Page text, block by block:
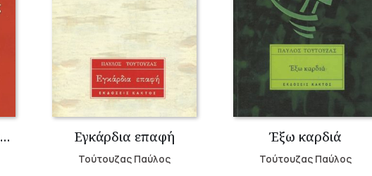
Διάλογοι περί καρδίης και αγγείων Εγκάρδια επαφή
Τούτουζας Παύλος
Έξω καρδιά
Τούτουζας Παύλος